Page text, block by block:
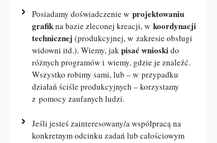
Posiadamy doświadczenie w projektowaniu
grafikna bazie zleconej kreacji, w koordynacji
technicznej (produkcyjnej, w zakresie obsługi
widowni itd.). Wiemy, jakpisać wnioskido
różnych programów i wiemy, gdzie je znaleźć.
Wszystko robimy sami, lub – w przypadku
działań ściśle produkcyjnych – korzystamy
z pomocy zaufanych ludzi.
Jeśli jesteś zainteresowany/a współpracą na
konkretnym odcinku zadań lub całościowym